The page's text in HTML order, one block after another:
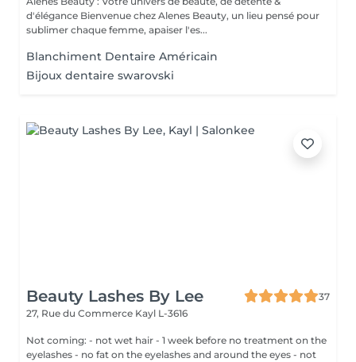
d'élégance Bienvenue chez Alenes Beauty, un lieu pensé pour
sublimer chaque femme, apaiser l'es...
Blanchiment Dentaire Américain
Bijoux dentaire swarovski
Beauty Lashes By Lee
37
27, Rue du Commerce Kayl L-3616
Not coming: - not wet hair - 1 week before no treatment on the
eyelashes - no fat on the eyelashes and around the eyes - not